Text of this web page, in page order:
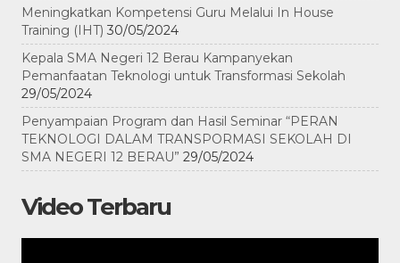
Meningkatkan Kompetensi Guru Melalui In House
Training (IHT) 30/05/2024
Kepala SMA Negeri 12 Berau Kampanyekan
Pemanfaatan Teknologi untuk Transformasi Sekolah
29/05/2024
Penyampaian Program dan Hasil Seminar “PERAN
TEKNOLOGI DALAM TRANSPORMASI SEKOLAH DI
SMA NEGERI 12 BERAU” 29/05/2024
Video Terbaru